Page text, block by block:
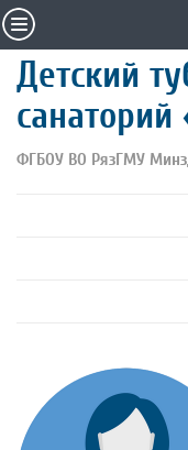
Детский
ФГБОУ ВО РязГМУ